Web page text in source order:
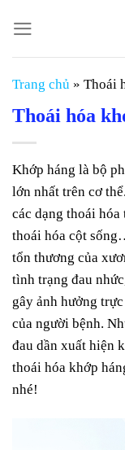
đến
nội
dung
Trang chủ » Thoái
Thoái hóa
Khớp háng là bộ
lớn nhất trên cơ
các dạng thoái
thoái hóa cột
tổn thương của
tình trạng đau
gây ảnh hưởng
của người bệnh.
đau dần xuất hiện
thoái hóa khớp
nhé!